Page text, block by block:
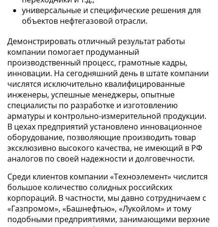
универсальные и специфические решения для
объектов нефтегазовой отрасли.
Демонстрировать отличный результат работы
компании помогает продуманный
производственный процесс, грамотные кадры,
инновации. На сегодняшний день в штате компании
числятся исключительно квалифицированные
инженеры, успешные менеджеры, опытные
специалисты по разработке и изготовлению
арматуры и контрольно-измерительной продукции.
В цехах предприятий установлено инновационное
оборудование, позволяющие производить товар
эксклюзивно высокого качества, не имеющий в РФ
аналогов по своей надежности и долговечности.
Среди клиентов компании «Техноэлемент» числится
большое количество солидных российских
корпораций. В частности, мы давно сотрудничаем с
«Газпромом», «Башнефтью», «Лукойлом» и тому
подобными предприятиями, занимающими верхние